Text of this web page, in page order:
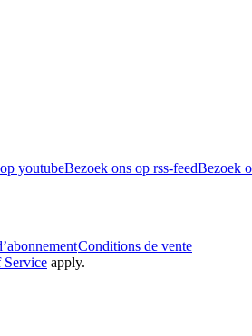
youtubeBezoek ons op rss-feedBezoek
Conditions de vente
Service apply.